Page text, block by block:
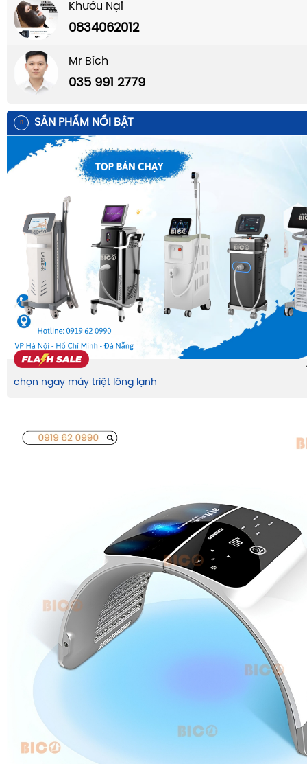
Khướu Nại
0834062012
Mr Bích
035 991 2779
SẢN PHẨM NỔI BẬT
chọn ngay máy triệt lông lạnh